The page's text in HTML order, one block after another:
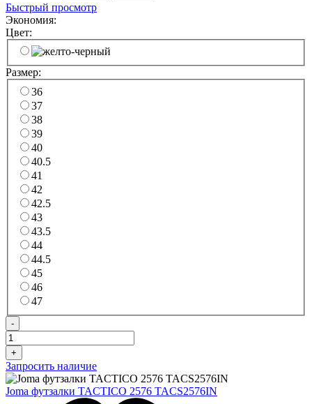
Быстрый просмотр
Экономия:
Цвет:
Размер:
36
37
38
39
40
40.5
41
42
42.5
43
43.5
44
44.5
45
46
47
-
+
Запросить наличие
Joma футзалки TACTICO 2576 TACS2576IN